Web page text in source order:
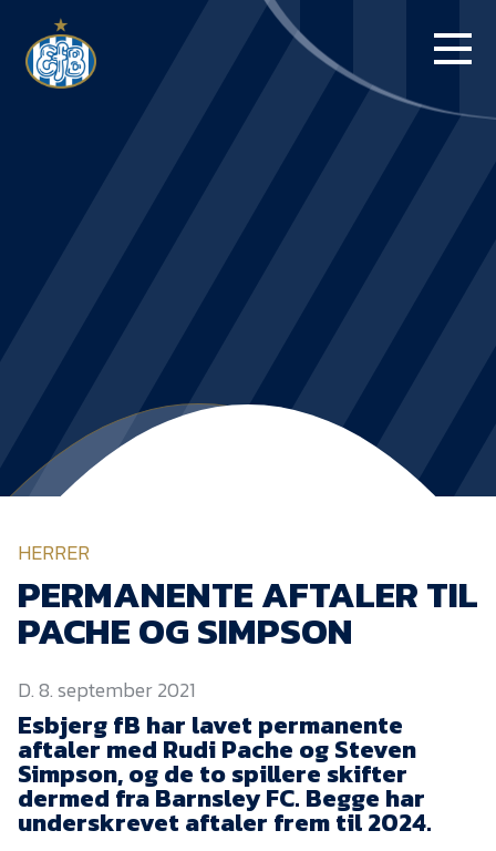
BLUE WATER
NYHEDER
EfB Akademi
Sydvestjysk Fodbold
Samarbejde
Partnere
Blue Water Arena
HERRER
PERMANENTE AFTALER TIL
PACHE OG SIMPSON
D. 8. september 2021
Esbjerg fB har lavet permanente
aftaler med Rudi Pache og Steven
Simpson, og de to spillere skifter
dermed fra Barnsley FC. Begge har
underskrevet aftaler frem til 2024.